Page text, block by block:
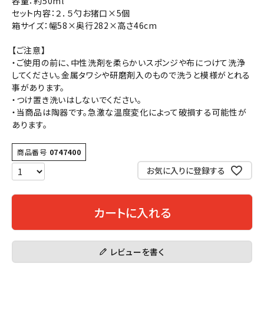
セット内容：２．５勺お猪口×5個
箱サイズ：幅58×奥行282×高さ46cm
【ご注意】
・ご使用の前に、中性洗剤を柔らかいスポンジや布につけて洗浄
してください。金属タワシや研磨剤入のもので洗うと模様がとれる
事があります。
・つけ置き洗いはしないでください。
・当商品は陶器です。急激な温度変化によって破損する可能性が
あります。
商品番号 0747400
お気に入りに登録する
カートに入れる
レビューを書く